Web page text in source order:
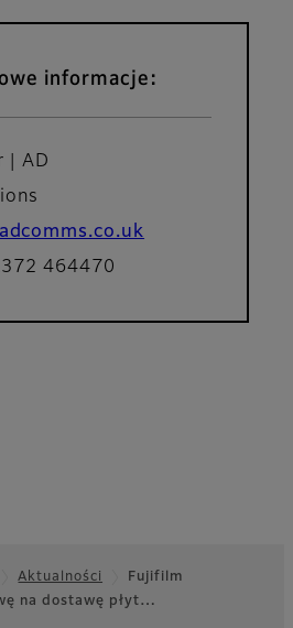
informacje:
| AD
464470
Aktualności
Fujifilm
na dostawę płyt…